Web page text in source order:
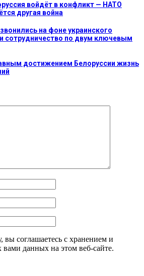
войдёт в конфликт — НАТО
другая война
на фоне украинского
сотрудничество по двум ключевым
достижением Белоруссии жизнь
вы соглашаетесь с хранением и
вами данных на этом веб-сайте.